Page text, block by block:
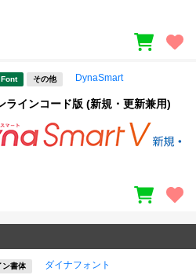
その他 DynaSmart
インコード版 (新規・更新兼用)
ン書体 ダイナフォント